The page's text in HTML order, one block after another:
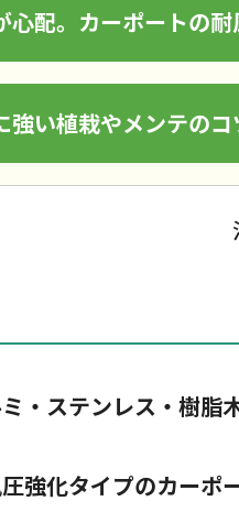
心配。カーポートの
強い植栽やメンテのコ
・ステンレス・樹脂
強化タイプのカーポ